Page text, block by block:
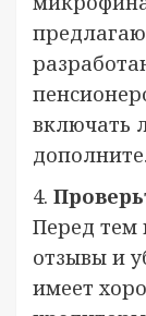
включать
4.
Перед тем
отзывы и
имеет